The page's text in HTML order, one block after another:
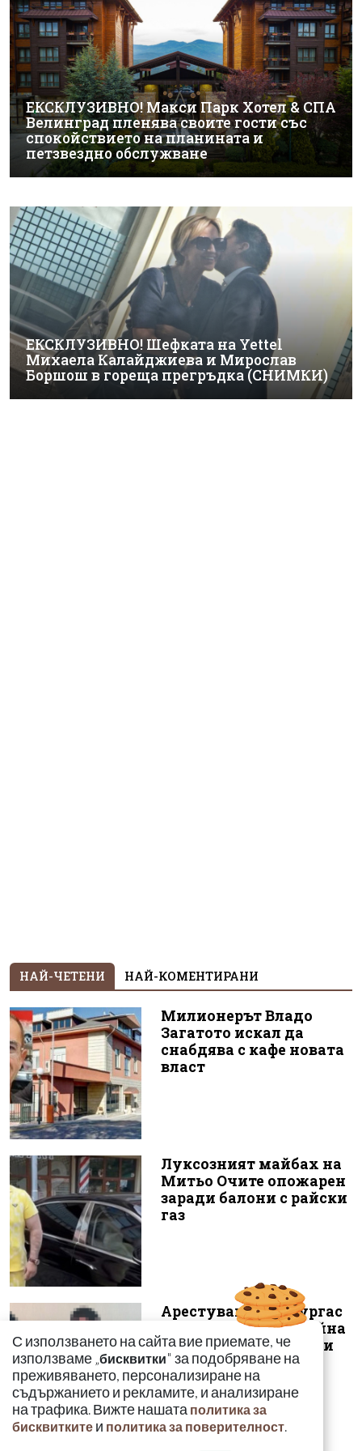
ЕКСКЛУЗИВНО! Макси Парк Хотел & СПА
Велинград пленява своите гости със
спокойствието на планината и
петзвездно обслужване
ЕКСКЛУЗИВНО! Шефката на Yettel
Михаела Калайджиева и Мирослав
Боршош в гореща прегръдка (СНИМКИ)
НАЙ-ЧЕТЕНИ НАЙ-КОМЕНТИРАНИ
Милионерът Владо
Загатото искал да
снабдява с кафе новата
власт
Луксозният майбах на
Митьо Очите опожарен
заради балони с райски
газ
Арестуваният в Бургас
наркобарон от Украйна
ръководел 14 фабрики
за др...
С използването на сайта вие приемате, че
използваме „бисквитки" за подобряване на
преживяването, персонализиране на
съдържанието и рекламите, и анализиране
на трафика. Вижте нашата политика за
бисквитките и политика за поверителност.